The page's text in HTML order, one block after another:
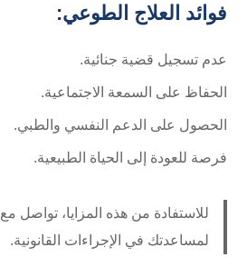
فوائد العلاج الطوعي:
عدم تسجيل قضية جنائية.
الحفاظ على السمعة الاجتماعية.
الحصول على الدعم النفسي والطبي.
فرصة للعودة إلى الحياة الطبيعية.
للاستفادة من هذه المزايا، تواصل مع
لمساعدتك في الإجراءات القانونية.